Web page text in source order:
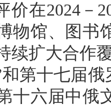
价在2024－
物馆、图书
续扩大合作
第十七届
十六届中俄